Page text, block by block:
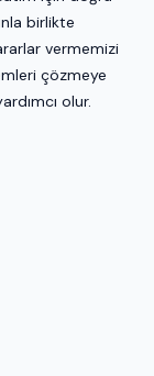
birlikte
vermemizi
çözmeye
olur.